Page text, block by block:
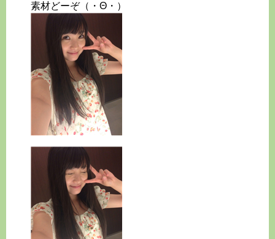
素材どーぞ（・Θ・）